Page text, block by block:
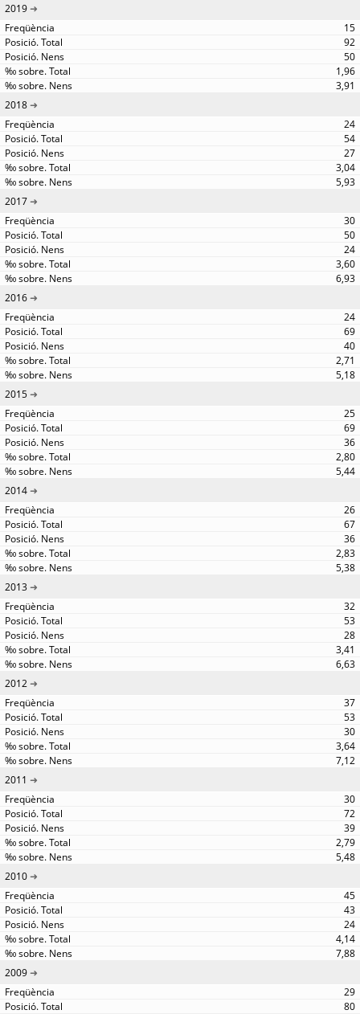
2019
15
92
50
1,96
3,91
2018
24
54
27
3,04
5,93
2017
30
50
24
3,60
6,93
2016
24
69
40
2,71
5,18
2015
25
69
36
2,80
5,44
2014
26
67
36
2,83
5,38
2013
32
53
28
3,41
6,63
2012
37
53
30
3,64
7,12
2011
30
72
39
2,79
5,48
2010
45
43
24
4,14
7,88
2009
29
80